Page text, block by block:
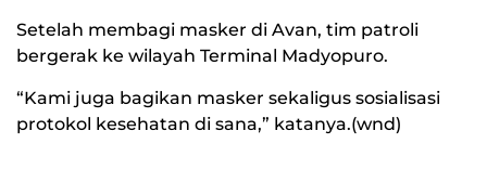
Setelah membagi masker di Avan, tim patroli
bergerak ke wilayah Terminal Madyopuro.
“Kami juga bagikan masker sekaligus sosialisasi
protokol kesehatan di sana,” katanya.(wnd)